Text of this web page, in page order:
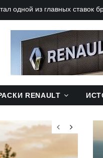
одной из главных ставок
RENAULT